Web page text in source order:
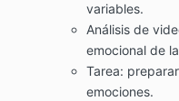
variables.
Análisis de
emocional de
Tarea:
emociones.